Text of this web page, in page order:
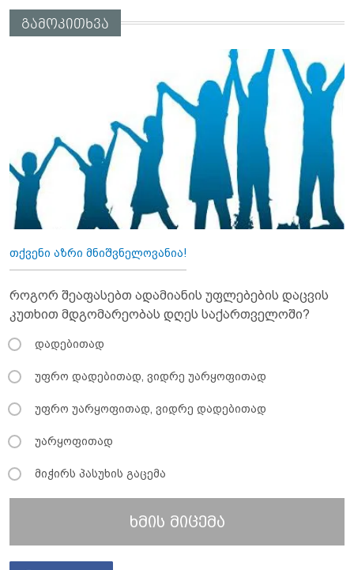
გამოკითხვა
თქვენი აზრი მნიშვნელოვანია!
როგორ შეაფასებთ ადამიანის უფლებების დაცვის
კუთხით მდგომარეობას დღეს საქართველოში?
დადებითად
უფრო დადებითად, ვიდრე უარყოფითად
უფრო უარყოფითად, ვიდრე დადებითად
უარყოფითად
მიჭირს პასუხის გაცემა
ხმის მიცემა